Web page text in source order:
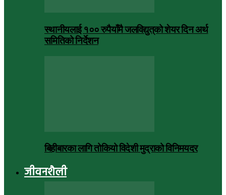
स्थानीयलाई १०० रुपैयाँमै जलविद्युत्‌को शेयर दिन अर्थ
समितिको निर्देशन
बिहीबारका लागि तोकियो विदेशी मुद्राको विनिमयदर
जीवनशैली